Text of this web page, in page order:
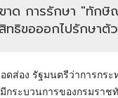
าด การรักษา "ทักษิ
ธิขอออกไปรักษาตั
ดส่อง รัฐมนตรีว่าการก
กระบวนการของกรมรา